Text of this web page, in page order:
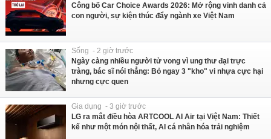
Công bố Car Choice Awards 2026: Mở rộng vinh danh cả
con người, sự kiện thúc đẩy ngành xe Việt Nam
Sống - 2 giờ trước
Ngày càng nhiều người tử vong vì ung thư đại trực
tràng, bác sĩ nói thẳng: Bỏ ngay 3 "kho" vi nhựa cực hại
nhưng cực quen
Gia dụng - 3 giờ trước
LG ra mắt điều hòa ARTCOOL AI Air tại Việt Nam: Thiết
kế như một món nội thất, AI cá nhân hóa trải nghiệm